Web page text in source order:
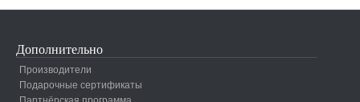
Дополнительно
Производители
Подарочные сертификаты